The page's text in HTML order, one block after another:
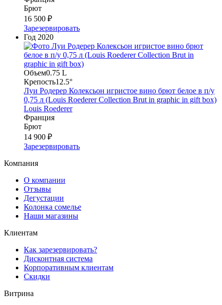
Брют
16 500 ₽
Зарезервировать
Год 2020
Объем0.75 L
Крепость12.5°
Луи Родерер Колексьон игристое вино брют белое в п/у
0,75 л (Louis Roederer Collection Brut in graphic in gift box)
Louis Roederer
Франция
Брют
14 900 ₽
Зарезервировать
Компания
О компании
Отзывы
Дегустации
Колонка сомелье
Наши магазины
Клиентам
Как зарезервировать?
Дисконтная система
Корпоративным клиентам
Скидки
Витрина